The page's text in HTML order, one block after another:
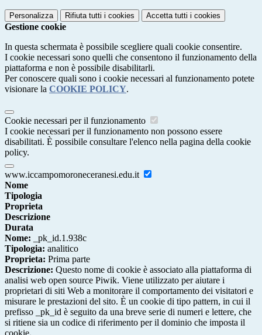
Personalizza Rifiuta tutti i cookies Accetta tutti i cookies
Gestione cookie
In questa schermata è possibile scegliere quali cookie consentire.
I cookie necessari sono quelli che consentono il funzionamento della
piattaforma e non è possibile disabilitarli.
Per conoscere quali sono i cookie necessari al funzionamento potete
visionare la COOKIE POLICY.
Cookie necessari per il funzionamento
I cookie necessari per il funzionamento non possono essere
disabilitati. È possibile consultare l'elenco nella pagina della cookie
policy.
www.iccampomoroneceranesi.edu.it
Nome
Tipologia
Proprieta
Descrizione
Durata
Nome: _pk_id.1.938c
Tipologia: analitico
Proprieta: Prima parte
Descrizione: Questo nome di cookie è associato alla piattaforma di
analisi web open source Piwik. Viene utilizzato per aiutare i
proprietari di siti Web a monitorare il comportamento dei visitatori e
misurare le prestazioni del sito. È un cookie di tipo pattern, in cui il
prefisso _pk_id è seguito da una breve serie di numeri e lettere, che
si ritiene sia un codice di riferimento per il dominio che imposta il
cookie.